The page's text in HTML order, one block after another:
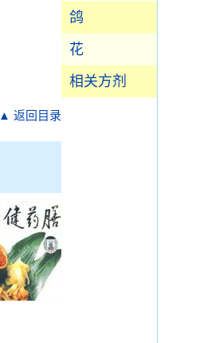
鸽
花
相关方剂
▲ 返回目录